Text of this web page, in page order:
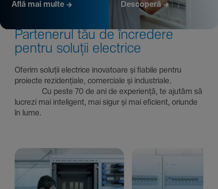
Află mai multe Descoperă
Parte­nerul tău de încre­dere
pentru soluții electrice
Oferim soluții electrice inova­toare și fiabile pentru
proiecte rezi­den­țiale, comer­ciale și indus­triale.
Cu peste 70 de ani de expe­riență, te ajutăm să
lucrezi mai inte­li­gent, mai sigur și mai eficient, oriunde
în lume.